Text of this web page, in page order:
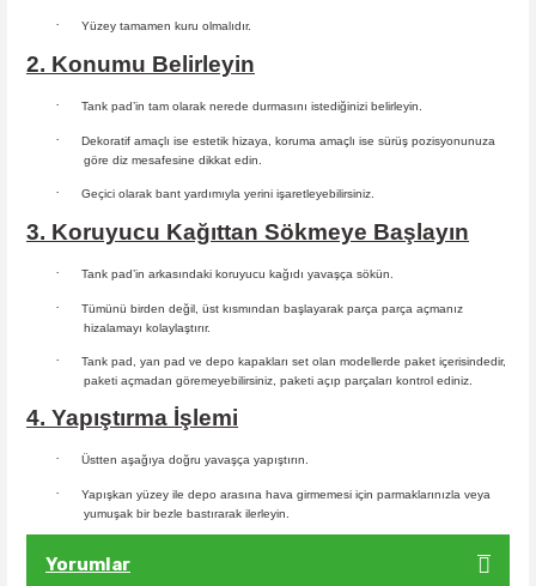
· Yüzey tamamen kuru olmalıdır.
2. Konumu Belirleyin
· Tank pad’in tam olarak nerede durmasını istediğinizi belirleyin.
· Dekoratif amaçlı ise estetik hizaya, koruma amaçlı ise sürüş pozisyonunuza
göre diz mesafesine dikkat edin.
· Geçici olarak bant yardımıyla yerini işaretleyebilirsiniz.
3. Koruyucu Kağıttan Sökmeye Başlayın
· Tank pad’in arkasındaki koruyucu kağıdı yavaşça sökün.
·
Tümünü birden değil, üst kısmından başlayarak parça parça açmanız
hizalamayı kolaylaştırır.
·
Tank pad, yan pad ve depo kapakları set olan modellerde paket içerisindedir,
paketi açmadan göremeyebilirsiniz, paketi açıp parçaları kontrol ediniz.
4. Yapıştırma İşlemi
· Üstten aşağıya doğru yavaşça yapıştırın.
·
Yapışkan yüzey ile depo arasına hava girmemesi için parmaklarınızla veya
yumuşak bir bezle bastırarak ilerleyin.
Yorumlar